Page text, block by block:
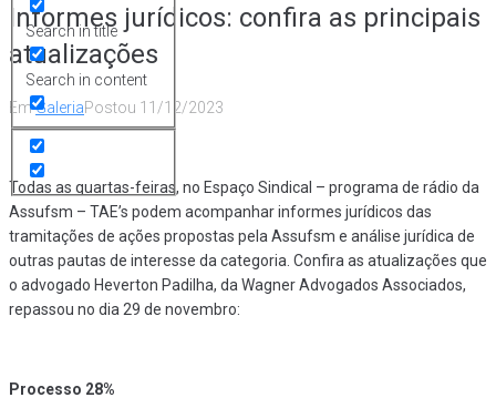
Search in title
Search in content
Informes jurídicos: confira as principais
atualizações
EmGaleriaPostou 11/12/2023
Todas as quartas-feiras, no Espaço Sindical – programa de rádio da
Assufsm – TAE’s podem acompanhar informes jurídicos das
tramitações de ações propostas pela Assufsm e análise jurídica de
outras pautas de interesse da categoria. Confira as atualizações que
o advogado Heverton Padilha, da Wagner Advogados Associados,
repassou no dia 29 de novembro:
Processo 28%